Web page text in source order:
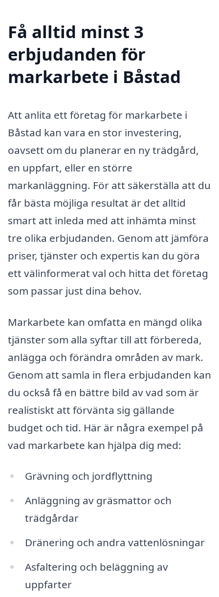
Få alltid minst 3
erbjudanden för
markarbete i Båstad
Att anlita ett företag för markarbete i
Båstad kan vara en stor investering,
oavsett om du planerar en ny trädgård,
en uppfart, eller en större
markanläggning. För att säkerställa att du
får bästa möjliga resultat är det alltid
smart att inleda med att inhämta minst
tre olika erbjudanden. Genom att jämföra
priser, tjänster och expertis kan du göra
ett välinformerat val och hitta det företag
som passar just dina behov.
Markarbete kan omfatta en mängd olika
tjänster som alla syftar till att förbereda,
anlägga och förändra områden av mark.
Genom att samla in flera erbjudanden kan
du också få en bättre bild av vad som är
realistiskt att förvänta sig gällande
budget och tid. Här är några exempel på
vad markarbete kan hjälpa dig med:
Grävning och jordflyttning
Anläggning av gräsmattor och
trädgårdar
Dränering och andra vattenlösningar
Asfaltering och beläggning av
uppfarter